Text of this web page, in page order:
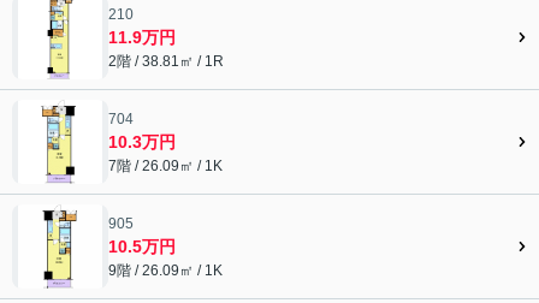
210
11.9万円
2階 / 38.81㎡ / 1R
704
10.3万円
7階 / 26.09㎡ / 1K
905
10.5万円
9階 / 26.09㎡ / 1K